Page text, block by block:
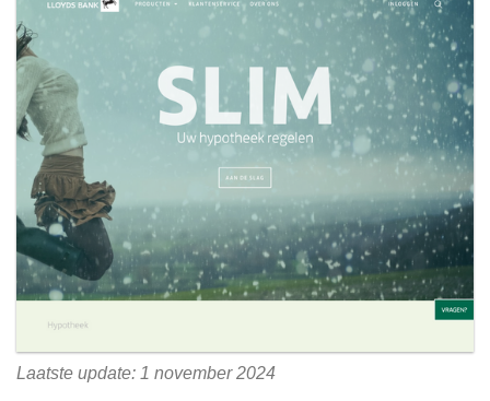
Laatste update: 1 november 2024